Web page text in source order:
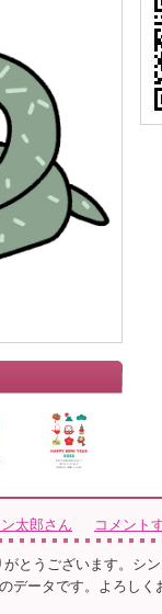
太郎さん コメント
がとうございます。シ
データです。よろしく